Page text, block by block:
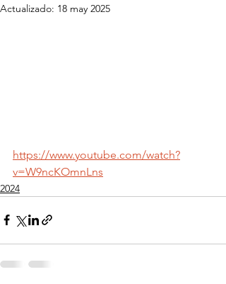
Actualizado: 18 may 2025
https://www.youtube.com/watch?
v=W9ncKOmnLns
2024